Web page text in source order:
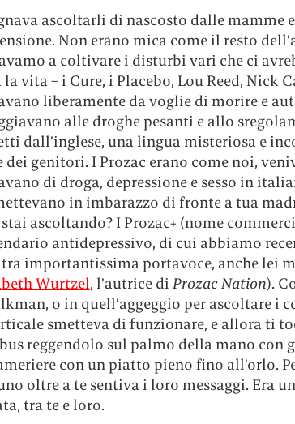
ascoltarli di nascosto dalle mamme
Non erano mica come il resto
a coltivare i disturbi vari che ci
vita – i Cure, i Placebo, Lou Reed, Nick
liberamente da voglie di morire e
alle droghe pesanti e allo
dall’inglese, una lingua misteriosa e
dei genitori. I Prozac erano come noi,
di droga, depressione e sesso in
in imbarazzo di fronte a tua
stai ascoltando? I Prozac+ (nome
antidepressivo, di cui abbiamo
importantissima portavoce, anche lei
Wurtzel, l’autrice di Prozac Nation).
o in quell’aggeggio per ascoltare i
smetteva di funzionare, e allora ti
reggendolo sul palmo della mano con
con un piatto pieno fino all’orlo.
oltre a te sentiva i loro messaggi. Era
tra te e loro.